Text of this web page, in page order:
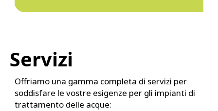
Servizi
Offriamo una gamma completa di servizi per
soddisfare le vostre esigenze per gli impianti di
trattamento delle acque: